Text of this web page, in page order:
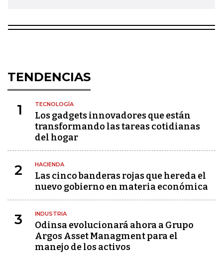
TENDENCIAS
1 TECNOLOGÍA
Los gadgets innovadores que están
transformando las tareas cotidianas
del hogar
2 HACIENDA
Las cinco banderas rojas que hereda el
nuevo gobierno en materia económica
3 INDUSTRIA
Odinsa evolucionará ahora a Grupo
Argos Asset Managment para el
manejo de los activos